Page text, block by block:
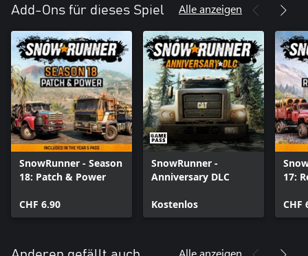
Add-Ons für dieses Spiel Alle anzeigen
SnowRunner - Season
18: Patch & Power
CHF 6.90
SnowRunner -
Anniversary DLC
Kostenlos
17:
CHF
Alle anzeigen